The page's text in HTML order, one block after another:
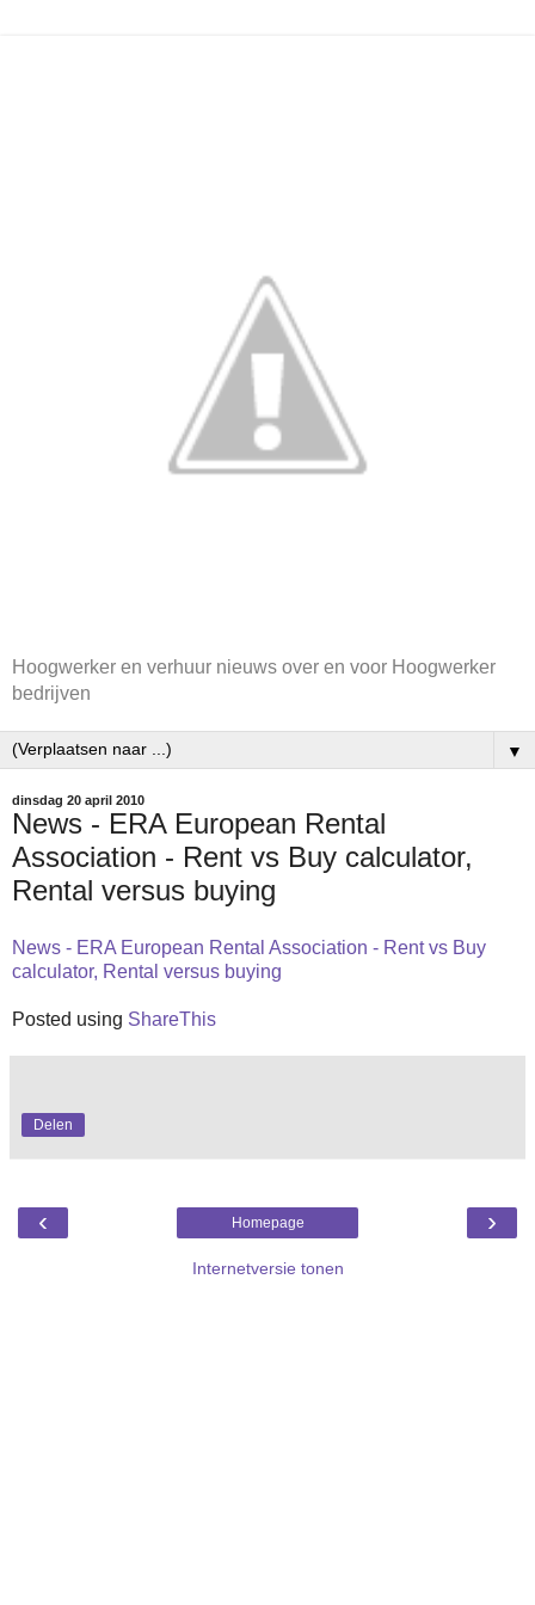
Hoogwerker en verhuur nieuws over en voor Hoogwerker
bedrijven
▼
dinsdag 20 april 2010
News - ERA European Rental
Association - Rent vs Buy calculator,
Rental versus buying
News - ERA European Rental Association - Rent vs Buy
calculator, Rental versus buying
Posted using ShareThis
Delen
‹ ›
Homepage
Internetversie tonen